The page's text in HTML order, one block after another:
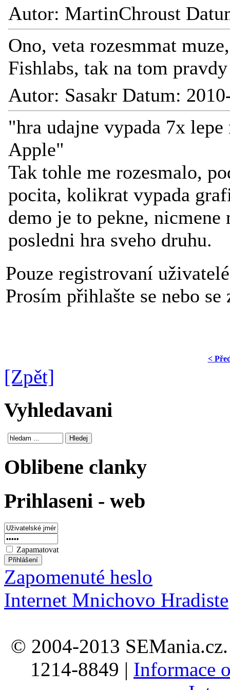
Autor: MartinChroust
Ono, veta rozesmmat
Fishlabs, tak na tom
Autor: Sasakr Datum:
"hra udajne vypada 7x
Apple"
Tak tohle me rozesmalo,
pocita, kolikrat vypada
demo je to pekne,
posledni hra sveho druhu.
Pouze registrovaní
Prosím přihlašte se nebo
<
[Zpět]
Vyhledavani
Oblibene clanky
Prihlaseni - web
Zapamatovat
Zapomenuté heslo
Internet Mnichovo Hradiste
© 2004-2013
1214-8849 | Informace